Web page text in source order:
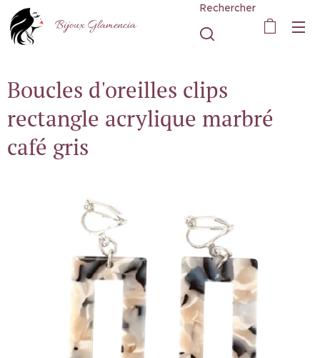
Bijoux Glamencia
Rechercher
Boucles d'oreilles clips
rectangle acrylique marbré
café gris